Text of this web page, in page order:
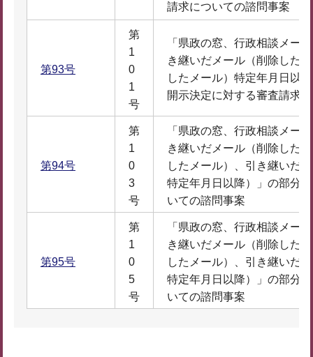
請求についての諮問事案
第93号
第
1
0
1
号
「県政の窓、行政相談メー
き継いだメール（削除した
したメール）特定年月日以
開示決定に対する審査請求
第94号
第
1
0
3
号
「県政の窓、行政相談メー
き継いだメール（削除した
したメール）、引き継いだ
特定年月日以降）」の部分
いての諮問事案
第95号
第
1
0
5
号
「県政の窓、行政相談メー
き継いだメール（削除した
したメール）、引き継いだ
特定年月日以降）」の部分
いての諮問事案